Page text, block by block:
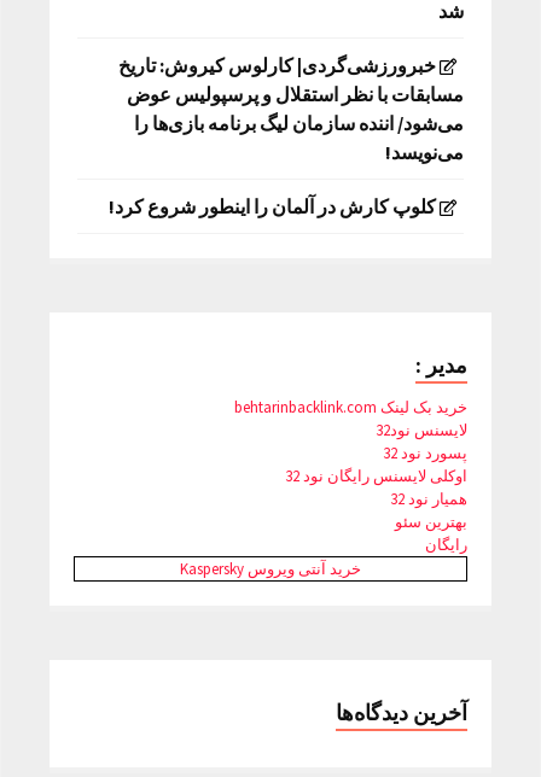
شد
خبرورزشی‌گردی| کارلوس کیروش: تاریخ
مسابقات با نظر استقلال و پرسپولیس عوض
می‌شود/ اننده سازمان لیگ برنامه بازی‌ها را
می‌نویسد!
کلوپ کارش در آلمان را اینطور شروع کرد!
مدیر :
خرید بک لینک behtarinbacklink.com
لایسنس نود32
پسورد نود 32
اوکلی لایسنس رایگان نود 32
همیار نود 32
بهترین سئو
رایگان
خرید آنتی ویروس Kaspersky
آخرین دیدگاه‌ها